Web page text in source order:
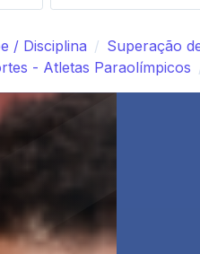
/ Disciplina Superação
- Atletas Paraolímpicos